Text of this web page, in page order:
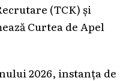
(TCK) și
Curtea de Apel
2026, instanța de